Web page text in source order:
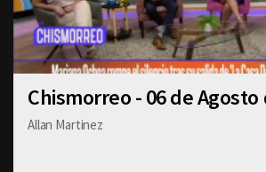
Chismorreo - 06 de Agosto
Allan Martinez